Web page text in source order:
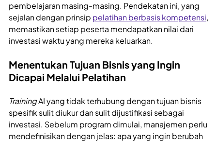
pembelajaran masing-masing. Pendekatan ini, yang
sejalan dengan prinsip pelatihan berbasis kompetensi,
memastikan setiap peserta mendapatkan nilai dari
investasi waktu yang mereka keluarkan.
Menentukan Tujuan Bisnis yang Ingin
Dicapai Melalui Pelatihan
TrainingAI yang tidak terhubung dengan tujuan bisnis
spesifik sulit diukur dan sulit dijustifikasi sebagai
investasi. Sebelum program dimulai, manajemen perlu
mendefinisikan dengan jelas: apa yang ingin berubah